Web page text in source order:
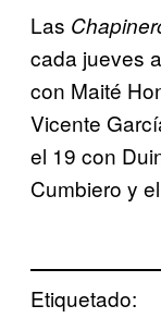
Las
cada jueves
con Maité
Vicente
el 19 con
Cumbiero y
Etiquetado: